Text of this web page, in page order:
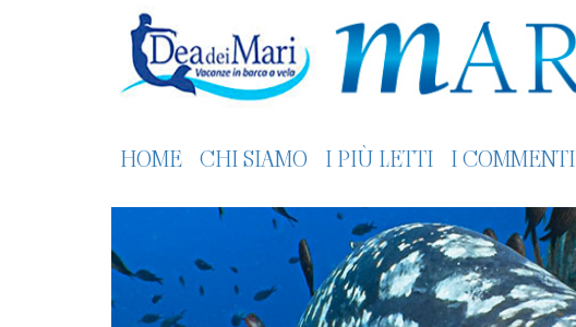
HOME CHI SIAMO I PIÙ LETTI I COMMENTI